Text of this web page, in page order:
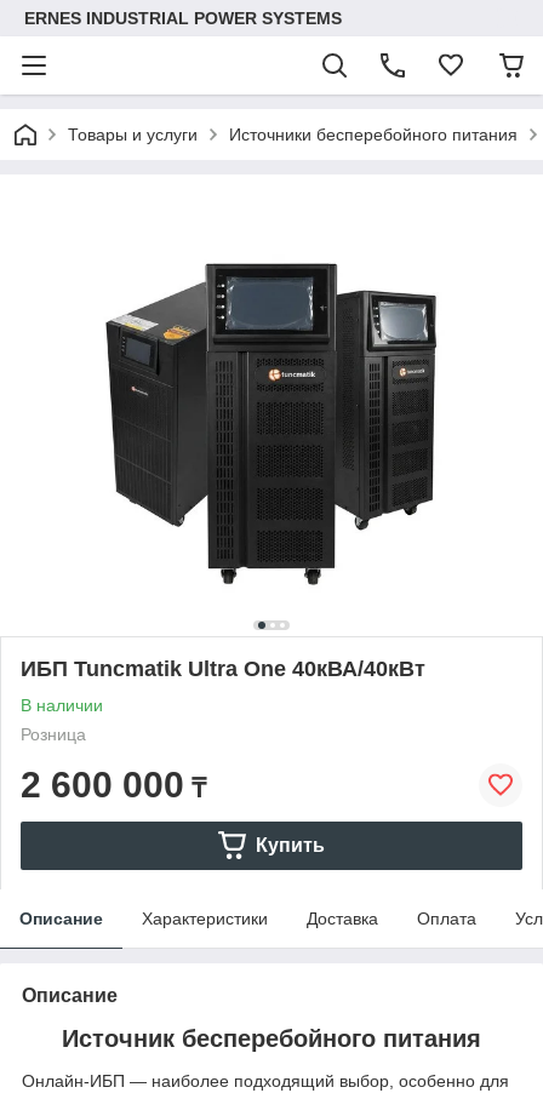
ERNES INDUSTRIAL POWER SYSTEMS
Товары и услуги Источники бесперебойного питания
ИБП Tuncmatik Ultra One 40кВА/40кВт
В наличии
Розница
2 600 000 ₸
Купить
Описание Характеристики Доставка Оплата
Описание
Источник бесперебойного питания
Онлайн-ИБП — наиболее подходящий выбор, особенно для